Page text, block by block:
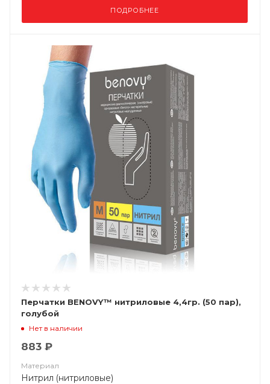
ПОДРОБНЕЕ
Перчатки BENOVY™ нитриловые 4,4гр. (50 пар),
голубой
Нет в наличии
883 ₽
Материал
Нитрил (нитриловые)